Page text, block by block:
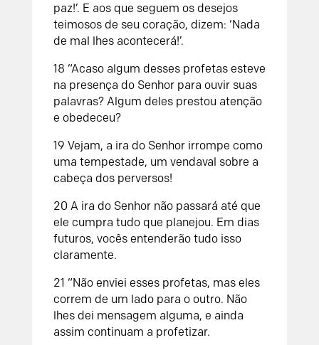
paz!’. E aos que seguem os desejos
teimosos de seu coração, dizem: ‘Nada
de mal lhes acontecerá!’.
18 “Acaso algum desses profetas esteve
na presença do Senhor para ouvir suas
palavras? Algum deles prestou atenção
e obedeceu?
19 Vejam, a ira do Senhorirrompe como
uma tempestade, um vendaval sobre a
cabeça dos perversos!
20 A ira do Senhornão passará até que
ele cumpra tudo que planejou. Em dias
futuros, vocês entenderão tudo isso
claramente.
21 “Não enviei esses profetas, mas eles
correm de um lado para o outro. Não
lhes dei mensagem alguma, e ainda
assim continuam a profetizar.